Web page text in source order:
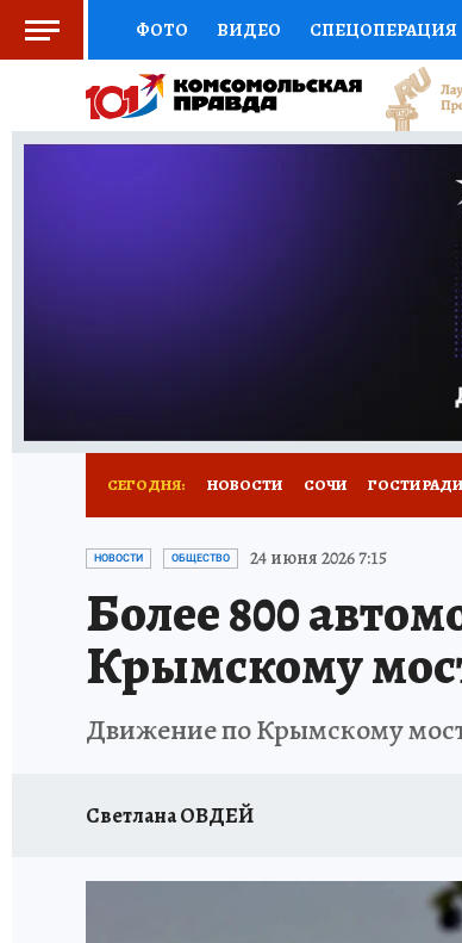
ФОТО ВИДЕО СПЕЦОПЕРАЦИЯ
СОЦПОДДЕРЖКА НАУКА
ВЫБОР ЭКСПЕРТОВ ДОКТОР
ПРОГНОЗЫ НА
СЕГОДНЯ: НОВОСТИ СОЧИ ГОСТИ
ОТДЫХ В РОССИИ ЗДОРОВЬЕ
НОВОСТИ ОБЩЕСТВО 24 июня 2026 7:15
Более 800
Крымскому
Движение по Крымскому
Светлана ОВДЕЙ